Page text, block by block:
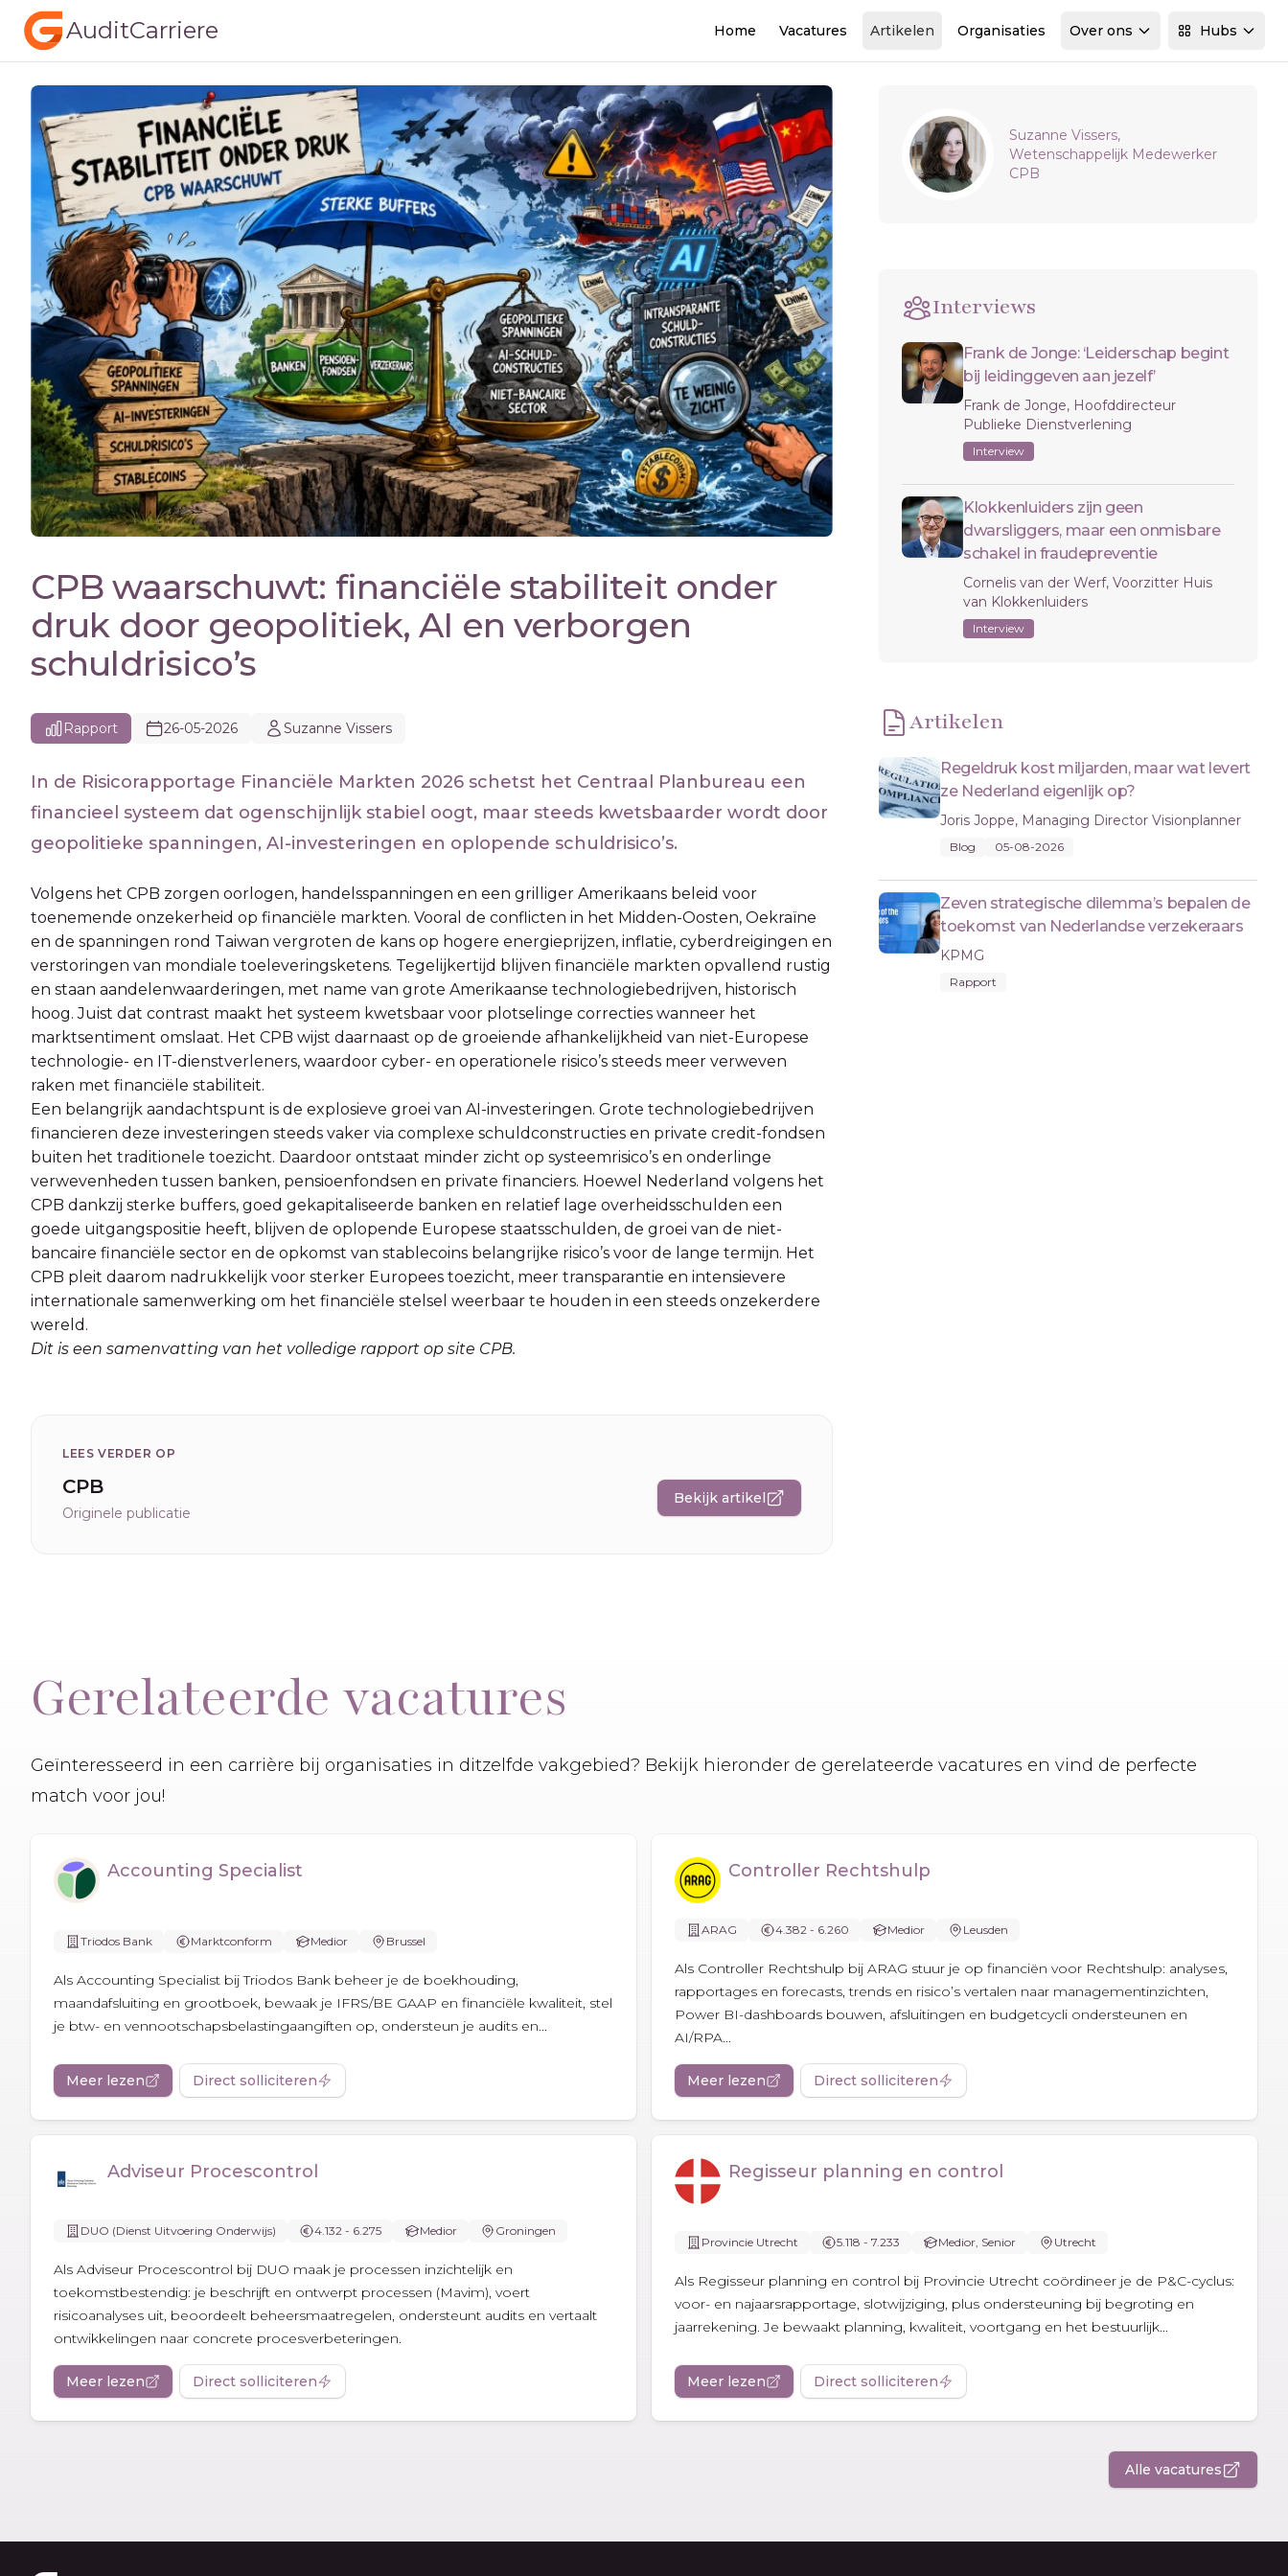
AuditCarriere Home Vacatures Artikelen Organisaties Over ons Hubs
CPB waarschuwt: financiële stabiliteit onder
druk door geopolitiek, AI en verborgen
schuldrisico’s
Rapport 26-05-2026 Suzanne Vissers
In de Risicorapportage Financiële Markten 2026 schetst het Centraal Planbureau een
financieel systeem dat ogenschijnlijk stabiel oogt, maar steeds kwetsbaarder wordt door
geopolitieke spanningen, AI-investeringen en oplopende schuldrisico’s.
Volgens het CPB zorgen oorlogen, handelsspanningen en een grilliger Amerikaans beleid voor
toenemende onzekerheid op financiële markten. Vooral de conflicten in het Midden-Oosten, Oekraïne
en de spanningen rond Taiwan vergroten de kans op hogere energieprijzen, inflatie, cyberdreigingen en
verstoringen van mondiale toeleveringsketens. Tegelijkertijd blijven financiële markten opvallend rustig
en staan aandelenwaarderingen, met name van grote Amerikaanse technologiebedrijven, historisch
hoog. Juist dat contrast maakt het systeem kwetsbaar voor plotselinge correcties wanneer het
marktsentiment omslaat. Het CPB wijst daarnaast op de groeiende afhankelijkheid van niet-Europese
technologie- en IT-dienstverleners, waardoor cyber- en operationele risico’s steeds meer verweven
raken met financiële stabiliteit.
Een belangrijk aandachtspunt is de explosieve groei van AI-investeringen. Grote technologiebedrijven
financieren deze investeringen steeds vaker via complexe schuldconstructies en private credit-fondsen
buiten het traditionele toezicht. Daardoor ontstaat minder zicht op systeemrisico’s en onderlinge
verwevenheden tussen banken, pensioenfondsen en private financiers. Hoewel Nederland volgens het
CPB dankzij sterke buffers, goed gekapitaliseerde banken en relatief lage overheidsschulden een
goede uitgangspositie heeft, blijven de oplopende Europese staatsschulden, de groei van de niet-
bancaire financiële sector en de opkomst van stablecoins belangrijke risico’s voor de lange termijn. Het
CPB pleit daarom nadrukkelijk voor sterker Europees toezicht, meer transparantie en intensievere
internationale samenwerking om het financiële stelsel weerbaar te houden in een steeds onzekerdere
wereld.
Dit is een samenvatting van het volledige rapport op site CPB.
LEES VERDER OP
CPB
Originele publicatie
Bekijk artikel
Sidebar
Suzanne Vissers,
Wetenschappelijk Medewerker
CPB
Interviews
Frank de Jonge: ‘Leiderschap begint
bij leidinggeven aan jezelf’
Frank de Jonge, Hoofddirecteur
Publieke Dienstverlening
Interview
Klokkenluiders zijn geen
dwarsliggers, maar een onmisbare
schakel in fraudepreventie
Cornelis van der Werf, Voorzitter Huis
van Klokkenluiders
Interview
Artikelen
Regeldruk kost miljarden, maar wat levert
ze Nederland eigenlijk op?
Joris Joppe, Managing Director Visionplanner
Blog 05-08-2026
Zeven strategische dilemma’s bepalen de
toekomst van Nederlandse verzekeraars
KPMG
Rapport
Gerelateerde vacatures
Geïnteresseerd in een carrière bij organisaties in ditzelfde vakgebied? Bekijk hieronder de gerelateerde vacatures en vind de perfecte
match voor jou!
Accounting Specialist
Triodos Bank Marktconform Medior Brussel
Als Accounting Specialist bij Triodos Bank beheer je de boekhouding,
maandafsluiting en grootboek, bewaak je IFRS/BE GAAP en financiële kwaliteit, stel
je btw- en vennootschapsbelastingaangiften op, ondersteun je audits en...
Meer lezen Direct solliciteren
Controller Rechtshulp
ARAG 4.382 - 6.260 Medior Leusden
Als Controller Rechtshulp bij ARAG stuur je op financiën voor Rechtshulp: analyses,
rapportages en forecasts, trends en risico’s vertalen naar managementinzichten,
Power BI-dashboards bouwen, afsluitingen en budgetcycli ondersteunen en
AI/RPA...
Meer lezen Direct solliciteren
Adviseur Procescontrol
DUO (Dienst Uitvoering Onderwijs) 4.132 - 6.275 Medior Groningen
Als Adviseur Procescontrol bij DUO maak je processen inzichtelijk en
toekomstbestendig: je beschrijft en ontwerpt processen (Mavim), voert
risicoanalyses uit, beoordeelt beheersmaatregelen, ondersteunt audits en vertaalt
ontwikkelingen naar concrete procesverbeteringen.
Meer lezen Direct solliciteren
Regisseur planning en control
Provincie Utrecht 5.118 - 7.233 Medior, Senior Utrecht
Als Regisseur planning en control bij Provincie Utrecht coördineer je de P&C-cyclus:
voor- en najaarsrapportage, slotwijziging, plus ondersteuning bij begroting en
jaarrekening. Je bewaakt planning, kwaliteit, voortgang en het bestuurlijk...
Meer lezen Direct solliciteren
Alle vacatures